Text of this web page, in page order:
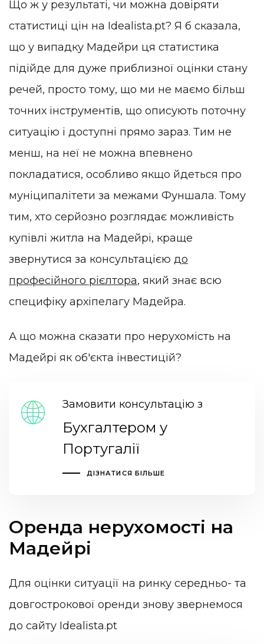
Що ж у результаті, чи можна довіряти
статистиці цін на Idealista.pt? Я б сказала,
що у випадку Мадейри ця статистика
підійде для дуже приблизної оцінки стану
речей, просто тому, що ми не маємо більш
точних інструментів, що описують поточну
ситуацію і доступні прямо зараз. Тим не
менш, на неї не можна впевнено
покладатися, особливо якщо йдеться про
муніципалітети за межами Фуншала. Тому
тим, хто серйозно розглядає можливість
купівлі житла на Мадейрі, краще
звернутися за консультацією до
професійного рієлтора, який знає всю
специфіку архіпелагу Мадейра.
А що можна сказати про нерухомість на
Мадейрі як об'єкта інвестицій?
Замовити консультацію з
Бухгалтером у
Португалії
ДІЗНАТИСЯ БІЛЬШЕ
Оренда нерухомості на
Мадейрі
Для оцінки ситуації на ринку середньо- та
довгострокової оренди знову звернемося
до сайту Idealista.pt